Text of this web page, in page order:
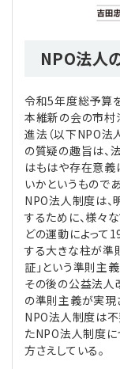
登記関連
定款関連
法改正-法人運営
税務
インボイス
電子帳簿保存法
法改正-労務
個人情報
法改正-法務
資産運用
IT
連載
論壇
カレンダー
NEWS・TOPIC
【連載】オピニ
【連載】会計相談
【連載】公益法
【連載】これか
【連載】採用・
【連載】事例に
【連載】シェア
【連載】シェア
無料記事
公益・一般法人オン
登録案内
専門誌一覧
お問合せ
プライバシーポリシー
NPO法人
令和5年度総予算
本維新の会の市
進法（以下NPO法
の質疑の趣旨は、
はもはや存在意義
いかというものであ
NPO法人制度は
するために、様々
どの運動によって
する大きな柱が準
証」という準則主
その後の公益法人
の準則主義が実現
NPO法人制度は不
たNPO法人制度に
方さえしている。